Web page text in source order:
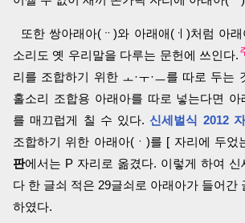
또한 쌍아래아(ᆢ)와 아래애(ㆎ)처럼 아래
소리도 옛 우리말을 다루는 문헌에 쓰인다.
리를 조합하기 위한 ㅗ·ㅜ·ㅡ를 따로 두는
홀소리 조합용 아래아를 따로 넣는다면 아
를 매끄럽게 칠 수 있다.신세벌식 2012
조합하기 위한 아래아(ㆍ)를 [ 자리에 두었
판에서는 P 자리로 옮겼다. 이렇게 하여 신
다 한 글쇠 적은 29글쇠로 아래아가 들어간
하였다.